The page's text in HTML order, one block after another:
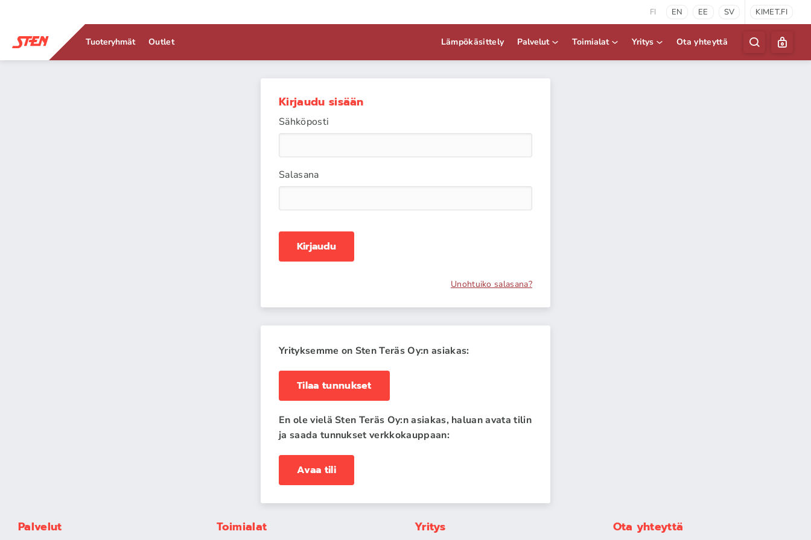
FI EN EE SV KIMET.FI
Tuoteryhmät Outlet Lämpökäsittely Palvelut Toimialat Yritys Ota yhteyttä
Kirjaudu sisään
Sähköposti
Salasana
Kirjaudu
Unohtuiko salasana?
Yrityksemme on Sten Teräs Oy:n asiakas:
Tilaa tunnukset
En ole vielä Sten Teräs Oy:n asiakas, haluan avata tilin
ja saada tunnukset verkkokauppaan:
Avaa tili
Palvelut Toimialat Yritys Ota yhteyttä